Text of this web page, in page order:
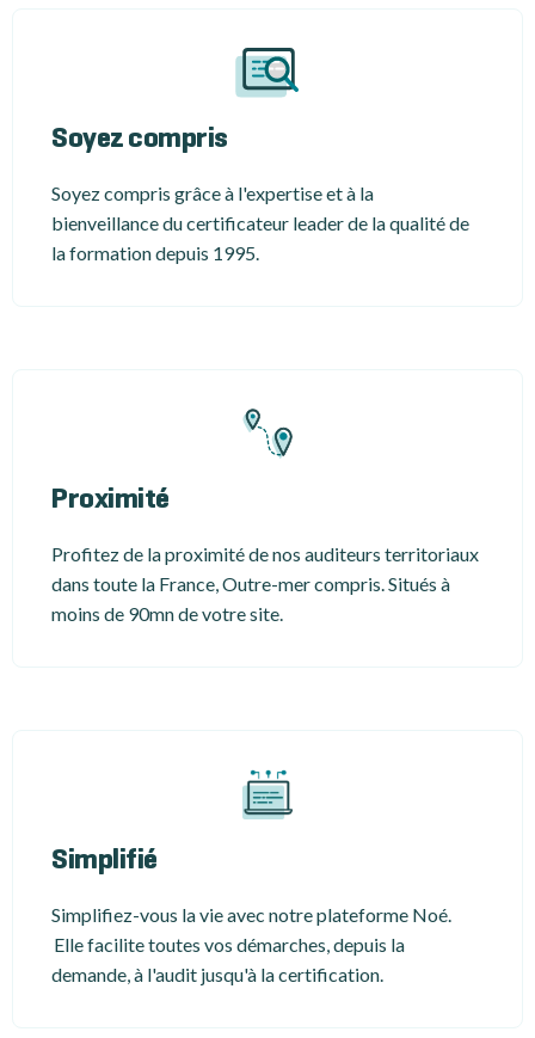
Soyez compris
Soyez compris grâce à l'expertise et à la
bienveillance du certificateur leader de la qualité de
la formation depuis 1995.
Proximité
Profitez de la proximité de nos auditeurs territoriaux
dans toute la France, Outre-mer compris. Situés à
moins de 90mn de votre site.
Simplifié
Simplifiez-vous la vie avec notre plateforme Noé.
Elle facilite toutes vos démarches, depuis la
demande, à l'audit jusqu'à la certification.